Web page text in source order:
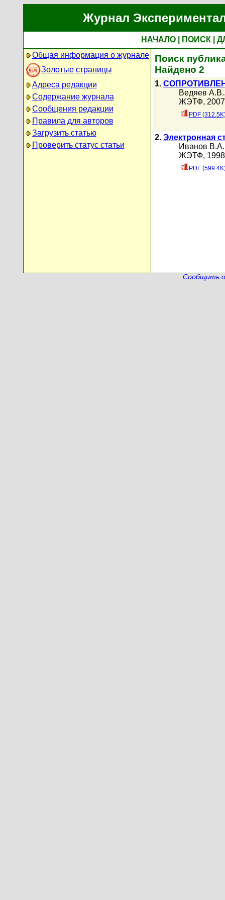
Журнал
НАЧАЛО ПОИСК
Общая информация о журнале
Золотые страницы
Адреса редакции
Содержание журнала
Сообщения редакции
Правила для авторов
Загрузить статью
Проверить статус статьи
Поиск
Найдено 2
1.
Ведяев А.В.
ЖЭТФ, 2007
PDF
2. Электронная
Иванов В.А.
ЖЭТФ, 1998
PDF
Сообщить о